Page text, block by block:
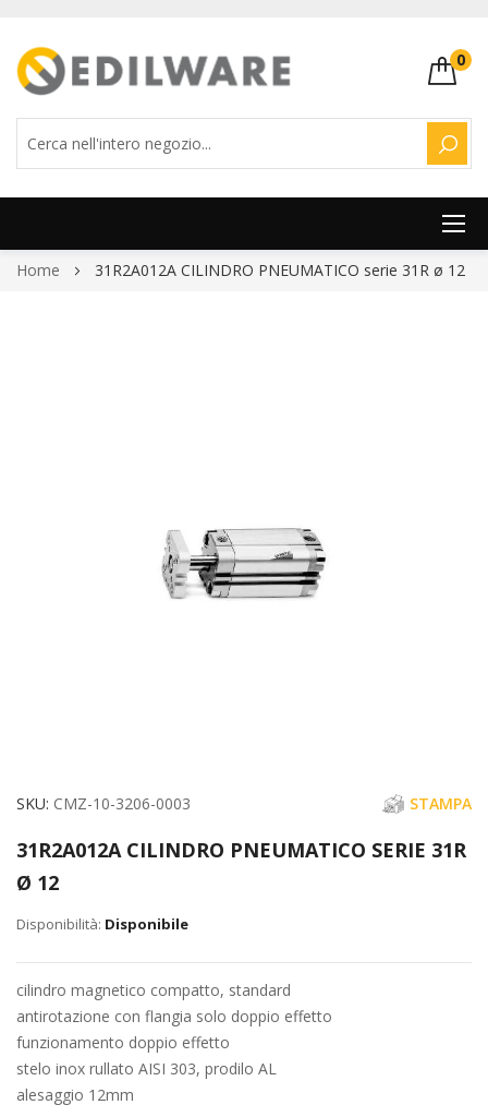
0
Salta
Home 31R2A012A CILINDRO PNEUMATICO serie 31R ø 12
Vai
della
galleria
immagini
SKU CMZ-10-3206-0003 STAMPA
31R2A012A CILINDRO PNEUMATICO SERIE 31R
Ø 12
Disponibile
cilindro magnetico compatto, standard
antirotazione con flangia solo doppio effetto
funzionamento doppio effetto
stelo inox rullato AISI 303, prodilo AL
alesaggio 12mm